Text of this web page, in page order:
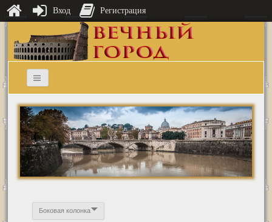
Боковая колонка
Вход Регистрация